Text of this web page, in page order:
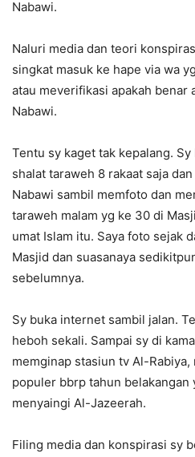
Nabawi.
Naluri media dan teori
singkat masuk ke hape via wa
atau meverifikasi apakah benar
Nabawi.
Tentu sy kaget tak kepalang.
shalat taraweh 8 rakaat saja
Nabawi sambil memfoto dan
taraweh malam yg ke 30 di
umat Islam itu. Saya foto sejak
Masjid dan suasanaya
sebelumnya.
Sy buka internet sambil jalan.
heboh sekali. Sampai sy di
memginap stasiun tv Al-
populer bbrp tahun belakangan
menyaingi Al-Jazeerah.
Filing media dan konspirasi sy